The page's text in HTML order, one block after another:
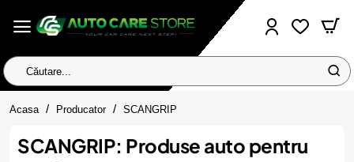
Căutare...
Acasa homeProducator SCANGRIP
SCANGRIP: Produse auto pentru